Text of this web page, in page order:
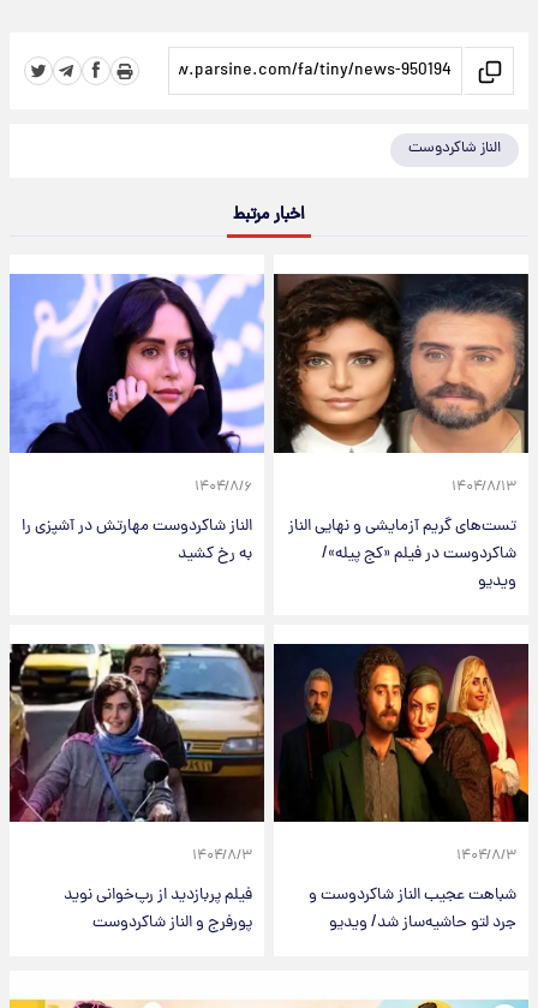
الناز شاکردوست
اخبار مرتبط
۱۴۰۴/۸/۱۳
تست‌های گریم‌ آزمایشی و نهایی الناز
شاکردوست در فیلم «کج پیله»/
ویدیو
۱۴۰۴/۸/۶
الناز شاکردوست مهارتش در آشپزی را
به رخ کشید
۱۴۰۴/۸/۳
شباهت عجیب الناز شاکردوست و
جرد لتو حاشیه‌ساز شد/ ویدیو
۱۴۰۴/۸/۳
فیلم پربازدید از رپ‌خوانی نوید
پورفرج و الناز شاکردوست